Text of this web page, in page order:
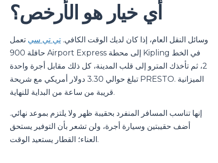
أي خيار هو الأرخص؟
وسائل النقل العام، إذا كان لديك الوقت الكافي. تي تي سي تعمل
حافلة 900 Airport Express إلى محطة Kipling في الخط
2، ثم تأخذك المترو إلى قلب المدينة، كل ذلك مقابل أجرة واحدة
تبلغ حوالي 3.30 دولار أمريكي مع شريحة PRESTO. الميزانية
قريبة من ساعة من البداية للنهاية.
إنها تناسب المسافر المنفرد بحقيبة ظهر ولا يلتزم بموعد نهائي.
أضف حقيبتين وسيارة أجرة، ولن تشعر بأن التوفير يستحق
العناء؛ القطار يستعيد الوقت.